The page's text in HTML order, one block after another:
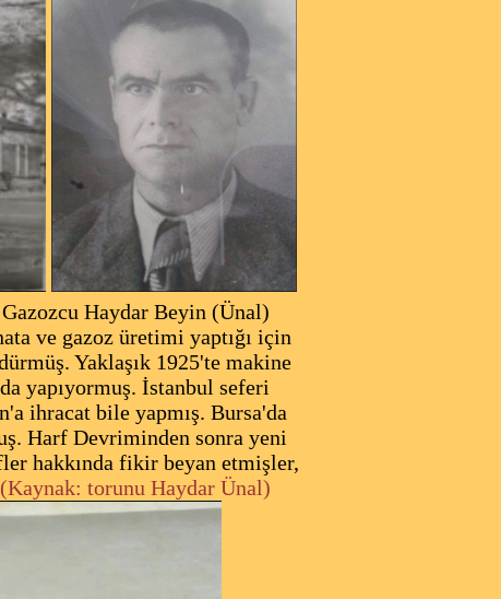
Haydar Beyin (Ünal)
ve gazoz üretimi yaptığı için
Yaklaşık 1925'te makine
yapıyormuş. İstanbul seferi
ihracat bile yapmış. Bursa'da
Harf Devriminden sonra yeni
hakkında fikir beyan etmişler,
(Kaynak: torunu Haydar Ünal)